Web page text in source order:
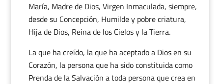
María, Madre de Dios, Virgen Inmaculada, siempre,
desde su Concepción, Humilde y pobre criatura,
Hija de Dios, Reina de los Cielos y la Tierra.
La que ha creído, la que ha aceptado a Dios en su
Corazón, la persona que ha sido constituida como
Prenda de la Salvación a toda persona que crea en